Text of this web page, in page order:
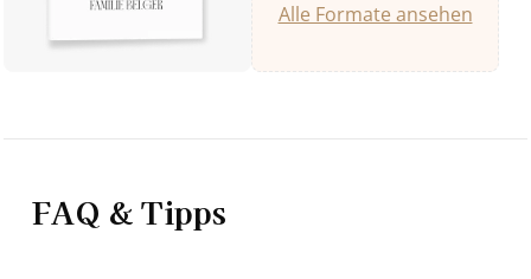
Alle Formate ansehen
FAQ & Tipps